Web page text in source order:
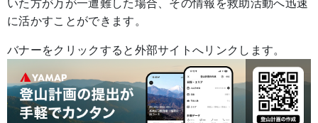
いた方が万が一遭難した場合、その情報を救助活動へ迅速
に活かすことができます。
バナーをクリックすると外部サイトへリンクします。